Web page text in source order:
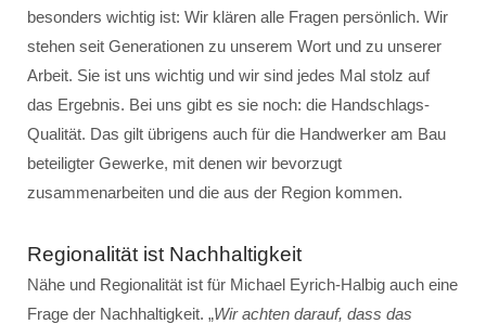
besonders wichtig ist: Wir klären alle Fragen persönlich. Wir
stehen seit Generationen zu unserem Wort und zu unserer
Arbeit. Sie ist uns wichtig und wir sind jedes Mal stolz auf
das Ergebnis. Bei uns gibt es sie noch: die Handschlags-
Qualität. Das gilt übrigens auch für die Handwerker am Bau
beteiligter Gewerke, mit denen wir bevorzugt
zusammenarbeiten und die aus der Region kommen.
Regionalität ist Nachhaltigkeit
Nähe und Regionalität ist für Michael Eyrich-Halbig auch eine
Frage der Nachhaltigkeit. „Wir achten darauf, dass das